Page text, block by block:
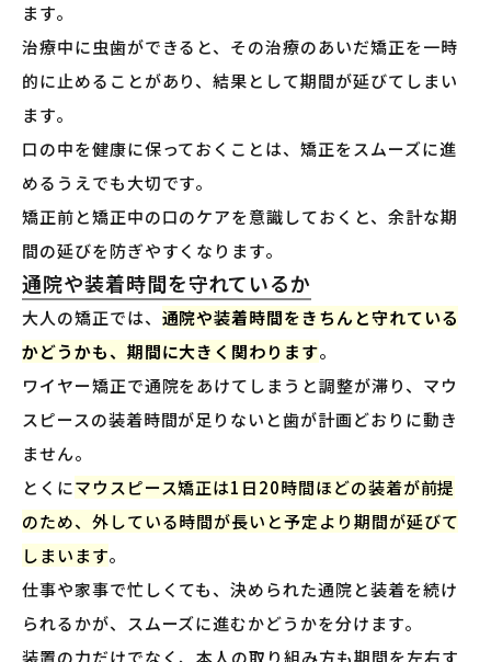
ます。
治療中に虫歯ができると、その治療のあいだ矯正を一時
的に止めることがあり、結果として期間が延びてしまい
ます。
口の中を健康に保っておくことは、矯正をスムーズに進
めるうえでも大切です。
矯正前と矯正中の口のケアを意識しておくと、余計な期
間の延びを防ぎやすくなります。
通院や装着時間を守れているか
大人の矯正では、 通院や装着時間をきちんと守れている
かどうかも、期間に大きく関わります。
ワイヤー矯正で通院をあけてしまうと調整が滞り、マウ
スピースの装着時間が足りないと歯が計画どおりに動き
ません。
とくにマウスピース矯正は1日20時間ほどの装着が前提
のため、外している時間が長いと予定より期間が延びて
しまいます。
仕事や家事で忙しくても、決められた通院と装着を続け
られるかが、スムーズに進むかどうかを分けます。
装置の力だけでなく、本人の取り組み方も期間を左右す